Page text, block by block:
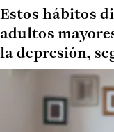
Estos hábitos
adultos
la depresión,